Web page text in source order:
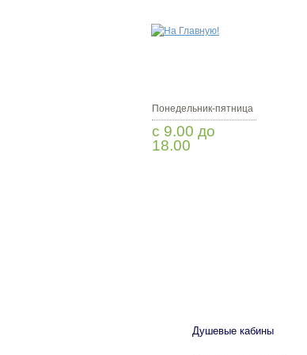
Понедельник-пятница
с 9.00 до
18.00
Душевые кабины